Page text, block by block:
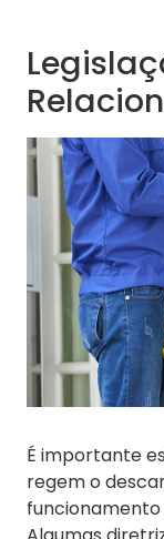
É importante
regem o